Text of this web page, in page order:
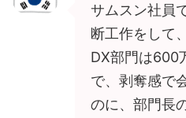
サムスン社員
断工作をして
DX部門は600
で、剥奪感で
のに、部門長